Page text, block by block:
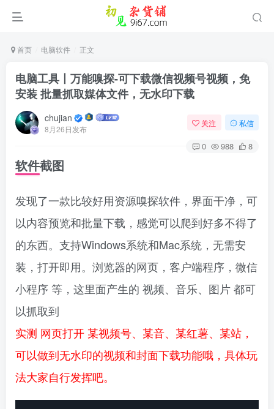
首页 电脑软件 正文
电脑工具丨万能嗅探-可下载微信视频号视频，免
安装 批量抓取媒体文件，无水印下载
chujian
8月26日发布
关注 私信
0 988 8
软件截图
发现了一款比较好用资源嗅探软件，界面干净，可
以内容预览和批量下载，感觉可以爬到好多不得了
的东西。 支持Windows系统和Mac系统，无需安
装，打开即用。浏览器的网页，客户端程序，微信
小程序 等，这里面产生的 视频、音乐、图片 都可
以抓取到
实测 网页打开 某视频号、某音、某红薯、某站，
可以做到无水印的视频和封面下载功能哦，具体玩
法大家自行发挥吧。